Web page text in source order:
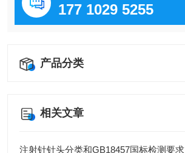
177 1029 5255
产品分类
相关文章
注射针针头分类和GB18457国标检测要求